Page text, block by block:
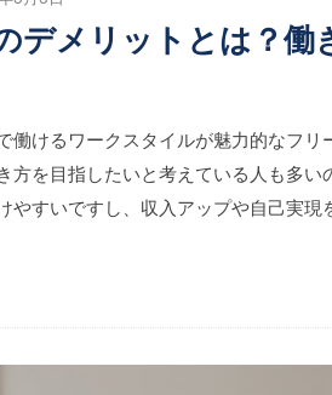
デメリットとは？働
働けるワークスタイルが魅力的なフ
方を目指したいと考えている人も多
やすいですし、収入アップや自己実